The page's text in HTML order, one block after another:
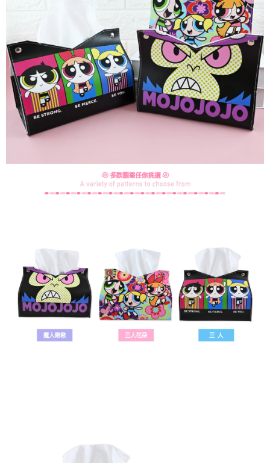
１．透過由恩沛科技股份有限公司提供之「AFTEE先享後付」服務完成之交
易，需依本服務之必要範圍內提供個人資料，並將交易相關給付款項請求債
權轉讓予恩沛科技股份有限公司。
２．關於個人資料處理事宜，請瀏覽以下網址：
https://aftee.tw/terms/#terms3
３．未成年的使用者請事先徵得法定代理人或監護人之同意方可使用
「AFTEE先享後付」，若未經同意申辦者引起之損失，本公司不負相關責
任。
４．使用「AFTEE先享後付」時，將依據個別帳號之用戶狀況，依本公司即
時審查核予不同之上限額度；若仍有額度不足之情形，本公司將視審查結果
請求用戶進行身份認證。
５．嚴禁一人註冊多個帳號或使用他人資訊註冊。若發現惡意使用之情形，
恩沛科技股份有限公司將有權停止該用戶之使用額度並採取法律行動。
每筆NT$120，滿NT$499(含以上)免運費
查看運費